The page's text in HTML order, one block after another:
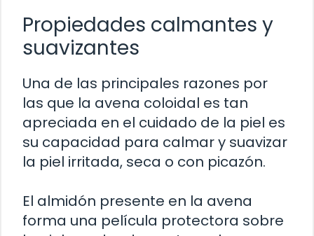
Propiedades calmantes y
suavizantes
Una de las principales razones por
las que la avena coloidal es tan
apreciada en el cuidado de la piel es
su capacidad para calmar y suavizar
la piel irritada, seca o con picazón.
El almidón presente en la avena
forma una película protectora sobre